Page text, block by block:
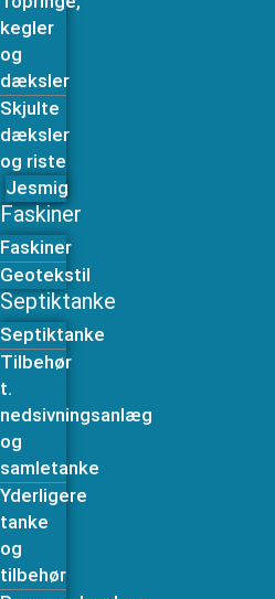
kegler
og
dæksler
Skjulte
dæksler
og riste
Jesmig
Faskiner
Faskiner
Geotekstil
Septiktanke
Septiktanke
Tilbehør
t.
nedsivningsanlæg
og
samletanke
Yderligere
tanke
og
tilbehør